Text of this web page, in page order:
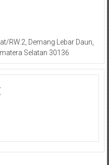
RW.2, Demang Lebar Daun,
Selatan 30136